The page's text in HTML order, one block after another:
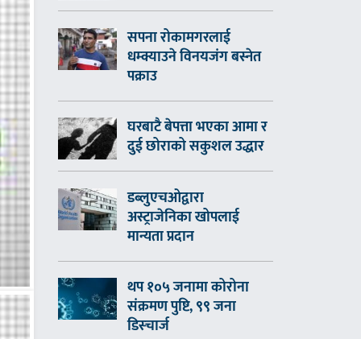
सपना रोकामगरलाई
धम्क्याउने विनयजंग बस्नेत
पक्राउ
घरबाटै बेपत्ता भएका आमा र
दुई छोराको सकुशल उद्धार
डब्लुएचओद्वारा
अस्ट्राजेनिका खोपलाई
मान्यता प्रदान
थप १०५ जनामा कोरोना
संक्रमण पुष्टि, ९९ जना
डिस्चार्ज